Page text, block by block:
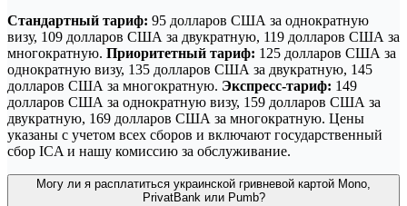
Стандартный тариф: 95 долларов США за однократную
визу, 109 долларов США за двукратную, 119 долларов США за
многократную. Приоритетный тариф: 125 долларов США за
однократную визу, 135 долларов США за двукратную, 145
долларов США за многократную. Экспресс-тариф: 149
долларов США за однократную визу, 159 долларов США за
двукратную, 169 долларов США за многократную. Цены
указаны с учетом всех сборов и включают государственный
сбор ICA и нашу комиссию за обслуживание.
Могу ли я расплатиться украинской гривневой картой Mono,
PrivatBank или Pumb?